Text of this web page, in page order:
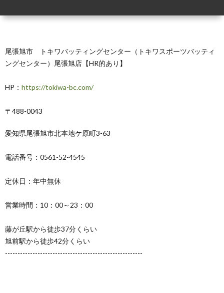
尾張旭市 トキワバッティングセンター（トキワスポーツバッティ
ングセンター）尾張旭店【HR的あり】
HP： https://tokiwa-bc.com/
〒488-0043
愛知県尾張旭市北本地ケ原町3-63
電話番号：0561-52-4545
定休日：年中無休
営業時間：10：00～23：00
藤が丘駅から徒歩37分くらい
旭前駅から徒歩42分くらい
-------------------------------------------------------